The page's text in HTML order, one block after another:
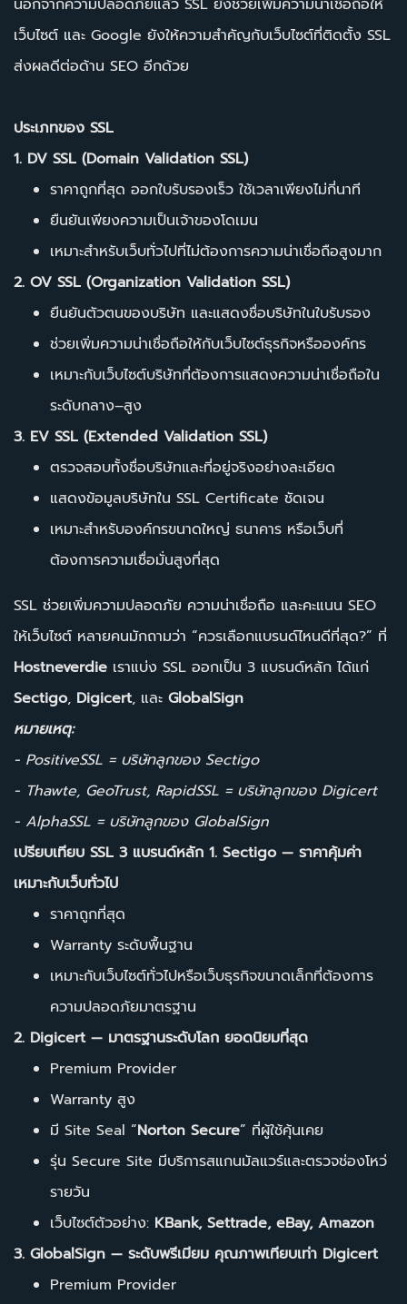
นอกจากความปลอดภัยแล้ว SSL ยังช่วยเพิ่มความน่าเชื่อถือให้
เว็บไซต์ และ Google ยังให้ความสำคัญกับเว็บไซต์ที่ติดตั้ง SSL
ส่งผลดีต่อด้าน SEO อีกด้วย
ประเภทของ SSL
1. DV SSL (Domain Validation SSL)
ราคาถูกที่สุด ออกใบรับรองเร็ว ใช้เวลาเพียงไม่กี่นาที
ยืนยันเพียงความเป็นเจ้าของโดเมน
เหมาะสำหรับเว็บทั่วไปที่ไม่ต้องการความน่าเชื่อถือสูงมาก
2. OV SSL (Organization Validation SSL)
ยืนยันตัวตนของบริษัท และแสดงชื่อบริษัทในใบรับรอง
ช่วยเพิ่มความน่าเชื่อถือให้กับเว็บไซต์ธุรกิจหรือองค์กร
เหมาะกับเว็บไซต์บริษัทที่ต้องการแสดงความน่าเชื่อถือใน
ระดับกลาง–สูง
3. EV SSL (Extended Validation SSL)
ตรวจสอบทั้งชื่อบริษัทและที่อยู่จริงอย่างละเอียด
แสดงข้อมูลบริษัทใน SSL Certificate ชัดเจน
เหมาะสำหรับองค์กรขนาดใหญ่ ธนาคาร หรือเว็บที่
ต้องการความเชื่อมั่นสูงที่สุด
SSL ช่วยเพิ่มความปลอดภัย ความน่าเชื่อถือ และคะแนน SEO
ให้เว็บไซต์ หลายคนมักถามว่า “ควรเลือกแบรนด์ไหนดีที่สุด?” ที่
Hostneverdie เราแบ่ง SSL ออกเป็น 3 แบรนด์หลัก ได้แก่
Sectigo, Digicert, และ GlobalSign
หมายเหตุ:
- PositiveSSL = บริษัทลูกของ Sectigo
- Thawte, GeoTrust, RapidSSL = บริษัทลูกของ Digicert
- AlphaSSL = บริษัทลูกของ GlobalSign
เปรียบเทียบ SSL 3 แบรนด์หลัก 1. Sectigo — ราคาคุ้มค่า
เหมาะกับเว็บทั่วไป
ราคาถูกที่สุด
Warranty ระดับพื้นฐาน
เหมาะกับเว็บไซต์ทั่วไปหรือเว็บธุรกิจขนาดเล็กที่ต้องการ
ความปลอดภัยมาตรฐาน
2. Digicert — มาตรฐานระดับโลก ยอดนิยมที่สุด
Premium Provider
Warranty สูง
มี Site Seal “Norton Secure” ที่ผู้ใช้คุ้นเคย
รุ่น Secure Site มีบริการสแกนมัลแวร์และตรวจช่องโหว่
รายวัน
เว็บไซต์ตัวอย่าง: KBank, Settrade, eBay, Amazon
3. GlobalSign — ระดับพรีเมียม คุณภาพเทียบเท่า Digicert
Premium Provider